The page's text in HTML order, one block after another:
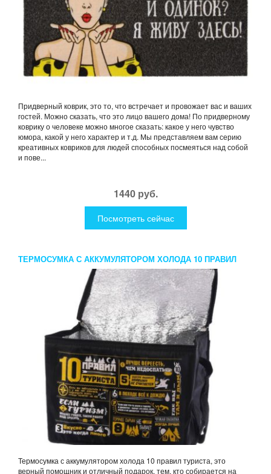
Придверный коврик, это то, что встречает и провожает вас и ваших
гостей. Можно сказать, что это лицо вашего дома! По придверному
коврику о человеке можно многое сказать: какое у него чувство
юмора, какой у него характер и т.д. Мы представляем вам серию
креативных ковриков для людей способных посмеяться над собой
и пове...
1440 руб.
Посмотреть сейчас
ТЕРМОСУМКА С АККУМУЛЯТОРОМ ХОЛОДА 10 ПРАВИЛ
Термосумка с аккумулятором холода 10 правил туриста, это
верный помощник и отличный подарок, тем, кто собирается на